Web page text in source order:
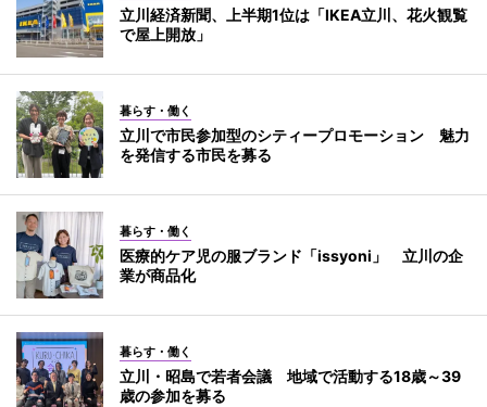
立川経済新聞、上半期1位は「IKEA立川、花火観覧
で屋上開放」
暮らす・働く
立川で市民参加型のシティープロモーション 魅力
を発信する市民を募る
暮らす・働く
医療的ケア児の服ブランド「issyoni」 立川の企
業が商品化
暮らす・働く
立川・昭島で若者会議 地域で活動する18歳～39
歳の参加を募る